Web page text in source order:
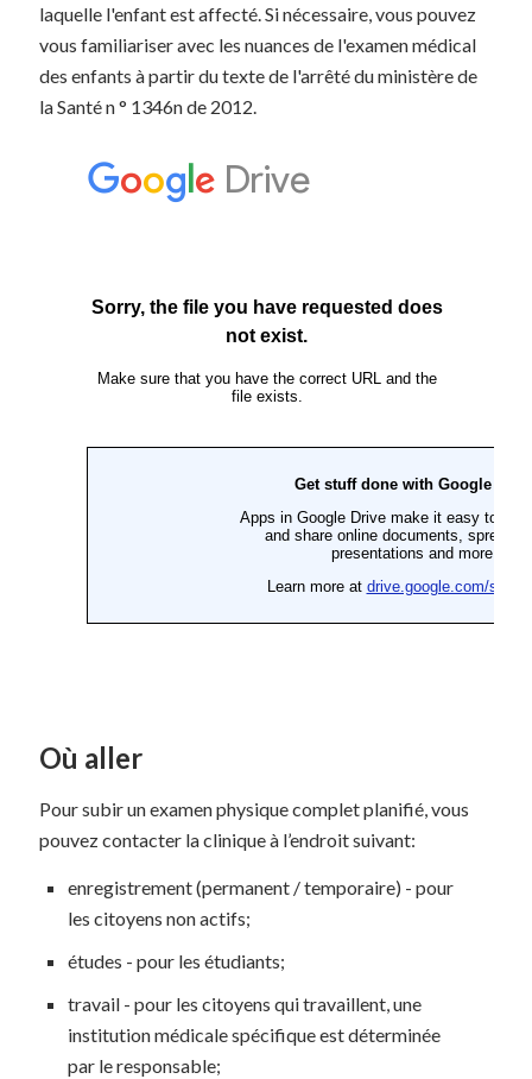
laquelle l'enfant est affecté. Si nécessaire, vous pouvez
vous familiariser avec les nuances de l'examen médical
des enfants à partir du texte de l'arrêté du ministère de
la Santé n ° 1346n de 2012.
Où aller
Pour subir un examen physique complet planifié, vous
pouvez contacter la clinique à l’endroit suivant:
enregistrement (permanent / temporaire) - pour
les citoyens non actifs;
études - pour les étudiants;
travail - pour les citoyens qui travaillent, une
institution médicale spécifique est déterminée
par le responsable;